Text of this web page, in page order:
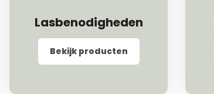
Lasbenodigheden
Bekijk producten